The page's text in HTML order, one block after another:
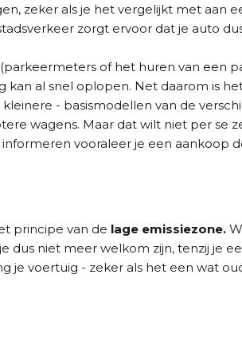
zeker als je het vergelijkt met aan
zorgt ervoor dat je auto
of het huren van een
kan al snel oplopen. Net daarom is
kleinere - basismodellen van de
wagens. Maar dat wilt niet per se
vooraleer je een aankoop
principe van de lage emissiezone.
dus niet meer welkom zijn, tenzij je
je voertuig - zeker als het een wat